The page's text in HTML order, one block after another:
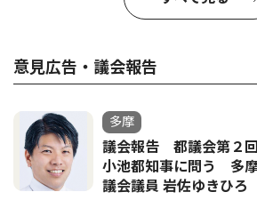
意見広告・議会報告
多摩
議会報告 都議会第２
小池都知事に問う 多
議会議員 岩佐ゆきひろ